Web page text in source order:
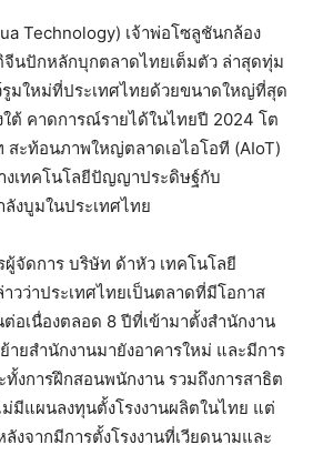
Technology) เจ้าพ่อโซลูชันกล้อง
นปักหลักบุกตลาดไทยเต็มตัว ล่าสุดทุ่ม
มใหม่ที่ประเทศไทยด้วยขนาดใหญ่ที่สุด
ใต้ คาดการณ์รายได้ในไทยปี 2024 โต
สะท้อนภาพใหญ่ตลาดเอไอโอที (AIoT)
งเทคโนโลยีปัญญาประดิษฐ์กับ
งบูมในประเทศไทย
จัดการ บริษัท ด้าหัว เทคโนโลยี
วว่าประเทศไทยเป็นตลาดที่มีโอกาส
อเนื่องตลอด 8 ปีที่เข้ามาตั้งสำนักงาน
ายสำนักงานมายังอาคารใหม่ และมีการ
งการฝึกสอนพนักงาน รวมถึงการสาธิต
ม่มีแผนลงทุนตั้งโรงงานผลิตในไทย แต่
งจากมีการตั้งโรงงานที่เวียดนามและ